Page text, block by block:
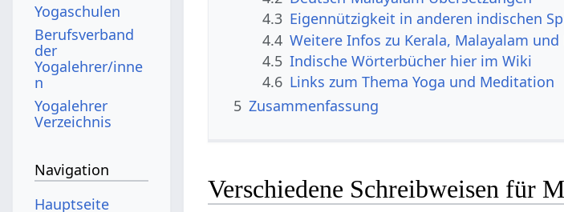
4.3 Eigennützigkeit in anderen indischen
4.4 Weitere Infos zu Kerala, Malayalam und
4.5 Indische Wörterbücher hier im Wiki
4.6 Links zum Thema Yoga und Meditation
5 Zusammenfassung
Verschiedene Schreibweisen für
Yogaschulen
Berufsverband
der
Yogalehrer/inne
n
Yogalehrer
Verzeichnis
Navigation
Hauptseite